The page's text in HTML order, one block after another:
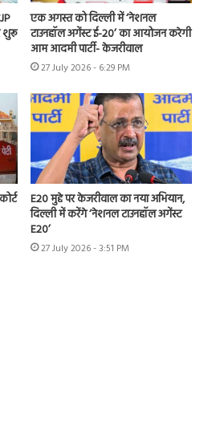
शुरू
एक अगस्त को दिल्ली में ‘नेशनल
टाउनहॉल अगेंस्ट ई-20’ का आयोजन करेगी
आम आदमी पार्टी- केजरीवाल
27 July 2026 - 6:29 PM
E20 मुद्दे पर केजरीवाल का नया अभियान,
दिल्ली में करेंगे ‘नेशनल टाउनहॉल अगेंस्ट
E20’
27 July 2026 - 3:51 PM